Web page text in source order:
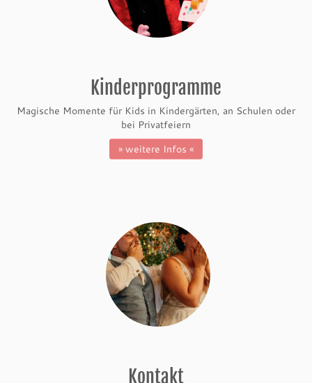
Kinderprogramme
Magische Momente für Kids in Kindergärten, an Schulen oder
bei Privatfeiern
» weitere Infos «
Kontakt